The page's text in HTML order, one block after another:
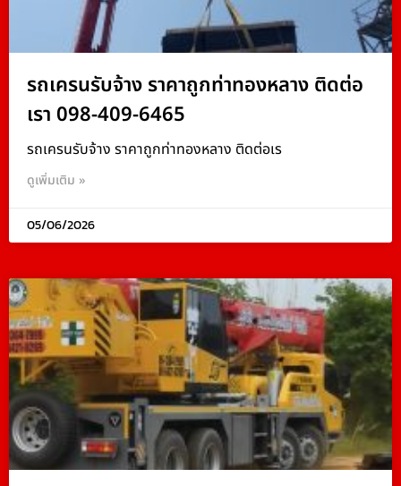
รถเครนรับจ้าง ราคาถูกท่าทองหลาง ติดต่อ
เรา 098-409-6465
รถเครนรับจ้าง ราคาถูกท่าทองหลาง ติดต่อเร
ดูเพิ่มเติม »
05/06/2026